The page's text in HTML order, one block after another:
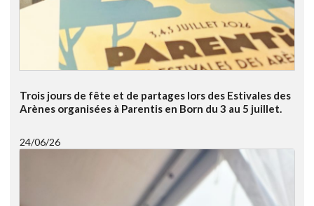
Trois jours de fête et de partages lors des Estivales des
Arènes organisées à Parentis en Born du 3 au 5 juillet.
24/06/26